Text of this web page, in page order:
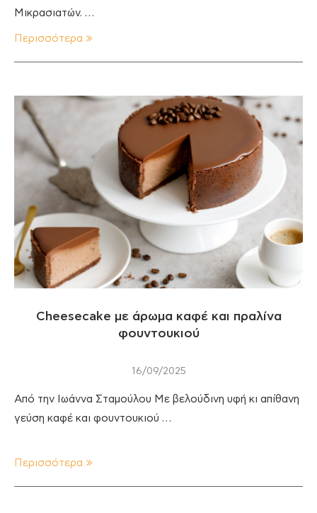
Μικρασιατών. …
Περισσότερα
Cheesecake με άρωμα καφέ και πραλίνα
φουντουκιού
16/09/2025
Από την Ιωάννα Σταμούλου Με βελούδινη υφή κι απίθανη
γεύση καφέ και φουντουκιού …
Περισσότερα